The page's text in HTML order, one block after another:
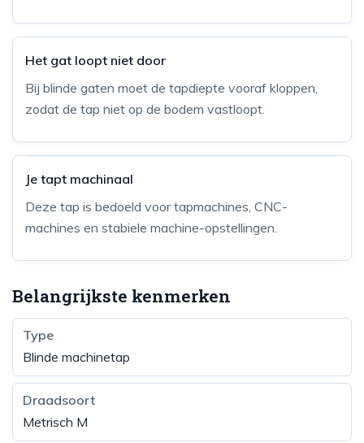
Het gat loopt niet door
Bij blinde gaten moet de tapdiepte vooraf kloppen,
zodat de tap niet op de bodem vastloopt.
Je tapt machinaal
Deze tap is bedoeld voor tapmachines, CNC-
machines en stabiele machine-opstellingen.
Belangrijkste kenmerken
Type
Blinde machinetap
Draadsoort
Metrisch M